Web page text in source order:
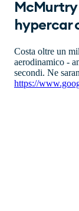
hypercar
Costa oltre un
aerodinamico -
secondi. Ne
https://